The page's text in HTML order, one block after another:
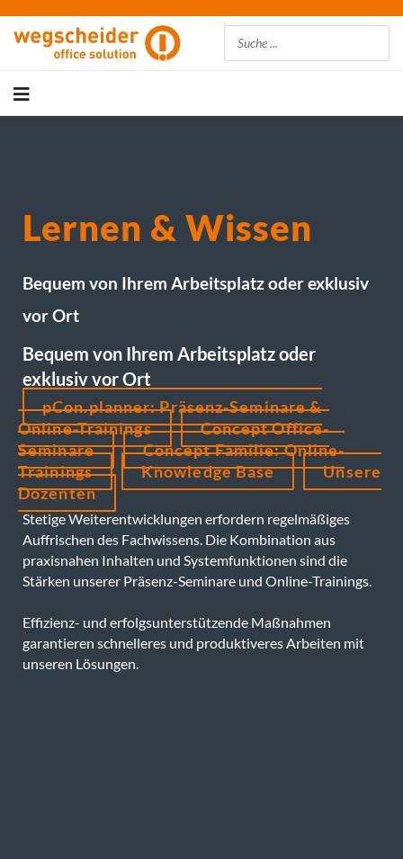
Lernen & Wissen
Bequem von Ihrem Arbeitsplatz oder exklusiv
vor Ort
Bequem von Ihrem Arbeitsplatz oder
exklusiv vor Ort
pCon.planner: Präsenz-Seminare &
Online-Trainings
Concept Office-
Seminare
Concept Familie: Online-
Trainings
Knowledge Base
Unsere
Dozenten
Stetige Weiterentwicklungen erfordern regelmäßiges
Auffrischen des Fachwissens. Die Kombination aus
praxisnahen Inhalten und Systemfunktionen sind die
Stärken unserer Präsenz-Seminare und Online-Trainings.
Effizienz- und erfolgsunterstützende Maßnahmen
garantieren schnelleres und produktiveres Arbeiten mit
unseren Lösungen.